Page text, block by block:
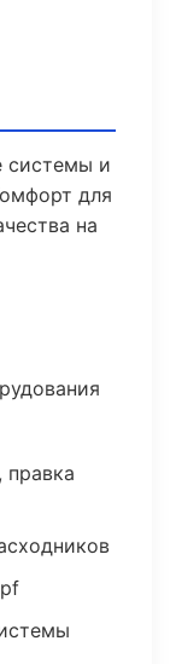
системы и
для
на